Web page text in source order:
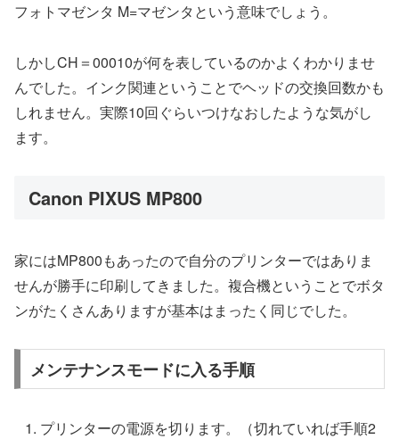
フォトマゼンタ M=マゼンタという意味でしょう。
しかしCH＝00010が何を表しているのかよくわかりませ
んでした。インク関連ということでヘッドの交換回数かも
しれません。実際10回ぐらいつけなおしたような気がし
ます。
Canon PIXUS MP800
家にはMP800もあったので自分のプリンターではありま
せんが勝手に印刷してきました。複合機ということでボタ
ンがたくさんありますが基本はまったく同じでした。
メンテナンスモードに入る手順
プリンターの電源を切ります。（切れていれば手順2